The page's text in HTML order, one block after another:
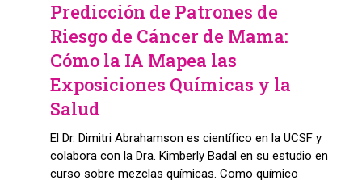
Predicción de Patrones de
Riesgo de Cáncer de Mama:
Cómo la IA Mapea las
Exposiciones Químicas y la
Salud
El Dr. Dimitri Abrahamson es científico en la UCSF y
colabora con la Dra. Kimberly Badal en su estudio en
curso sobre mezclas químicas. Como químico